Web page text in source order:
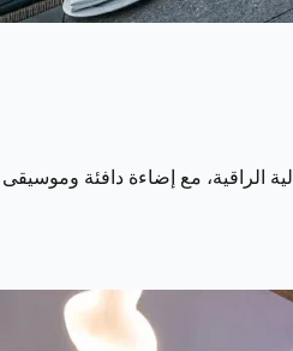
الراقية، مع إضاءة دافئة